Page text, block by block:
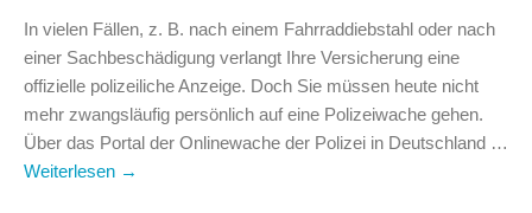
In vielen Fällen, z. B. nach einem Fahrraddiebstahl oder nach
einer Sachbeschädigung verlangt Ihre Versicherung eine
offizielle polizeiliche Anzeige. Doch Sie müssen heute nicht
mehr zwangsläufig persönlich auf eine Polizeiwache gehen.
Über das Portal der Onlinewache der Polizei in Deutschland …
Weiterlesen →